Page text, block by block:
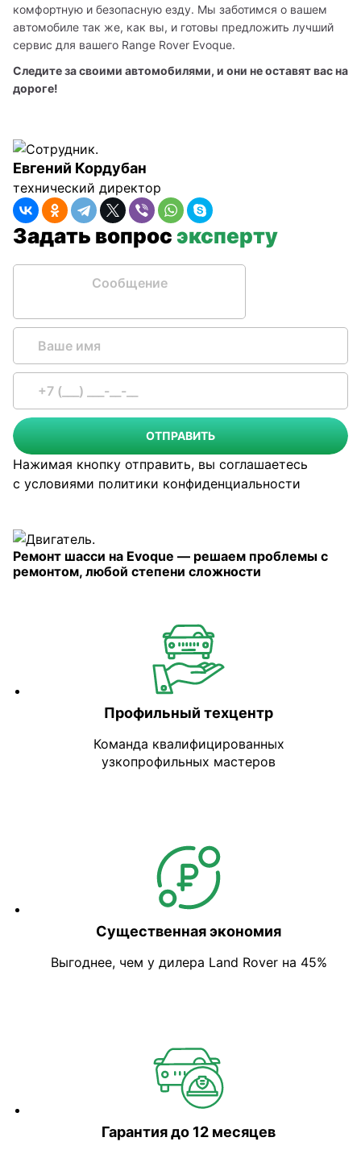
комфортную и безопасную езду. Мы заботимся о вашем
автомобиле так же, как вы, и готовы предложить лучший
сервис для вашего Range Rover Evoque.
Следите за своими автомобилями, и они не оставят вас на
дороге!
Евгений Кордубан
технический директор
Задать вопросэксперту
ОТПРАВИТЬ
Нажимая кнопку отправить, вы соглашаетесь
с условиями политики конфиденциальности
Ремонт шасси на Evoque — решаем проблемы с
ремонтом, любой степени сложности
Профильный техцентр
Команда квалифицированных
узкопрофильных мастеров
Существенная экономия
Выгоднее, чем у дилера Land Rover на 45%
Гарантия до 12 месяцев